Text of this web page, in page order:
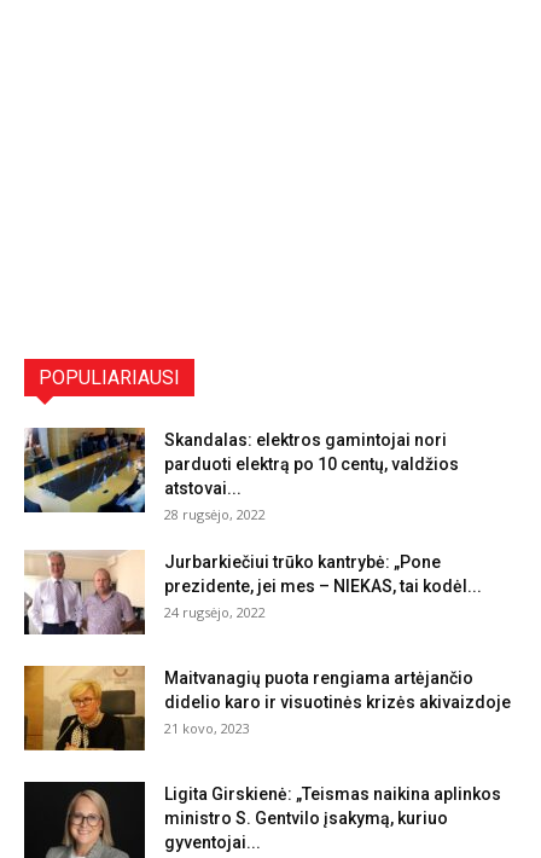
POPULIARIAUSI
Skandalas: elektros gamintojai nori
parduoti elektrą po 10 centų, valdžios
atstovai...
28 rugsėjo, 2022
Jurbarkiečiui trūko kantrybė: „Pone
prezidente, jei mes – NIEKAS, tai kodėl...
24 rugsėjo, 2022
Maitvanagių puota rengiama artėjančio
didelio karo ir visuotinės krizės akivaizdoje
21 kovo, 2023
Ligita Girskienė: „Teismas naikina aplinkos
ministro S. Gentvilo įsakymą, kuriuo
gyventojai...